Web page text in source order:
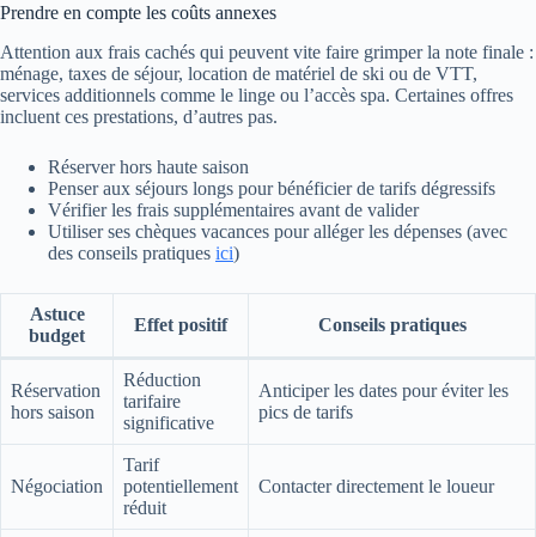
Prendre en compte les coûts annexes
Attention aux frais cachés qui peuvent vite faire grimper la note finale :
ménage, taxes de séjour, location de matériel de ski ou de VTT,
services additionnels comme le linge ou l’accès spa. Certaines offres
incluent ces prestations, d’autres pas.
Réserver hors haute saison
Penser aux séjours longs pour bénéficier de tarifs dégressifs
Vérifier les frais supplémentaires avant de valider
Utiliser ses chèques vacances pour alléger les dépenses (avec
des conseils pratiques ici)
Astuce
budget
Effet positif Conseils pratiques
Réservation
hors saison
Réduction
tarifaire
significative
Anticiper les dates pour éviter les
pics de tarifs
Négociation
Tarif
potentiellement
réduit
Contacter directement le loueur